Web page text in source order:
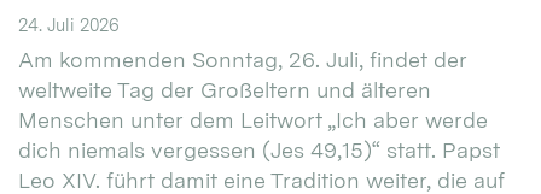
24. Juli 2026
Am kommenden Sonntag, 26. Juli, findet der
weltweite Tag der Großeltern und älteren
Menschen unter dem Leitwort „Ich aber werde
dich niemals vergessen (Jes 49,15)“ statt. Papst
Leo XIV. führt damit eine Tradition weiter, die auf